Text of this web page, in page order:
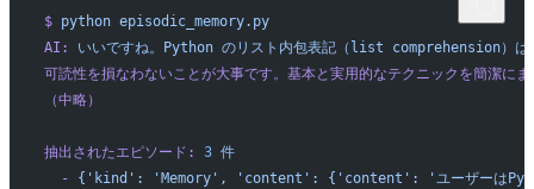
$ python episodic_memory.py
AI:
いいですね。Python のリスト内包表記（list comprehension）は
可読性を損なわないことが大事です。基本と実用的なテクニックを簡潔に
（中略）
抽出されたエピソード: 3 件
  -
{'kind': 'Memory', 'content': {'content':
'ユーザーは